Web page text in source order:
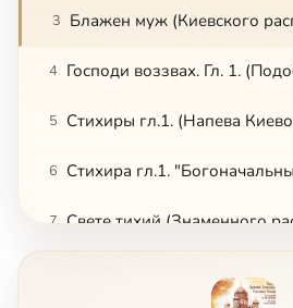
3
4
5
6 Стихира гл.1.
7